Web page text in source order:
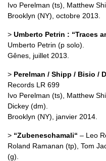
Ivo Perelman (ts), Matthew
Brooklyn (NY), octobre 2013.
> Umberto Petrin : “Traces
Umberto Petrin (p solo).
Gênes, juillet 2013.
> Perelman / Shipp / Bisio /
Records LR 699
Ivo Perelman (ts), Matthew
Dickey (dm).
Brooklyn (NY), janvier 2014.
> “Zubeneschamali“ – Leo
Roland Ramanan (tp), Tom
(g).